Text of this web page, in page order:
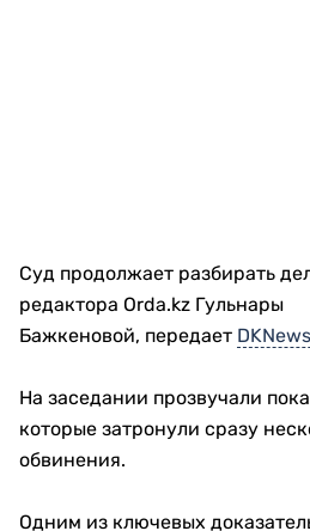
Суд продолжает разбирать
редактора Orda.kz Гульнары
Бажкеновой, передает
На заседании прозвучали
которые затронули сразу
обвинения.
Одним из ключевых